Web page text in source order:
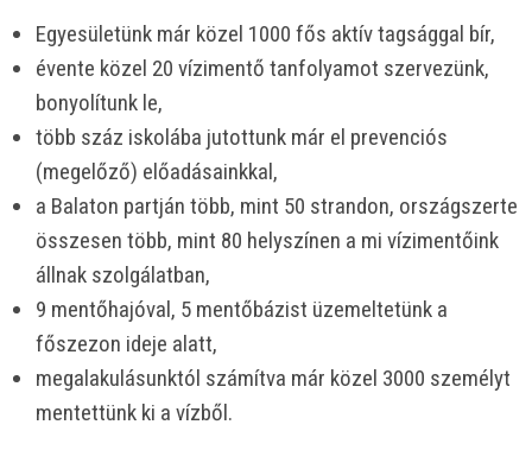
Egyesületünk már közel 1000 fős aktív tagsággal bír,
évente közel 20 vízimentő tanfolyamot szervezünk,
bonyolítunk le,
több száz iskolába jutottunk már el prevenciós
(megelőző) előadásainkkal,
a Balaton partján több, mint 50 strandon, országszerte
összesen több, mint 80 helyszínen a mi vízimentőink
állnak szolgálatban,
9 mentőhajóval, 5 mentőbázist üzemeltetünk a
főszezon ideje alatt,
megalakulásunktól számítva már közel 3000 személyt
mentettünk ki a vízből.